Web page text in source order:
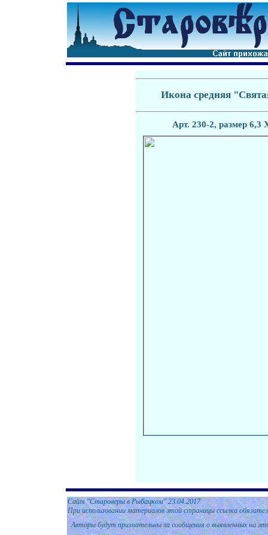
Икона средняя
Арт. 230-2, размер 6,3
Сайт"Староверы в Рыбацком" 23.04.2017
При использовании материалов этой страницы ссылка
Авторы будут признательны за сообщения о выявленных на